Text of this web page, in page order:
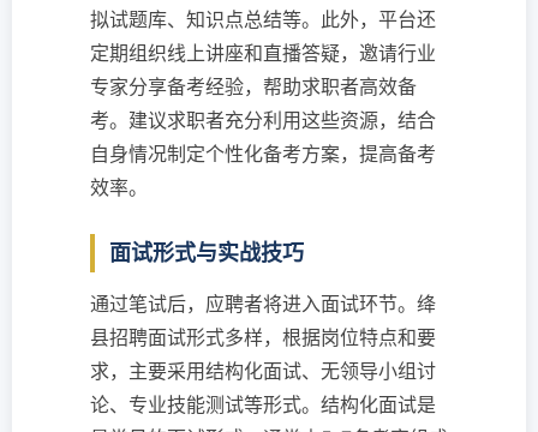
拟试题库、知识点总结等。此外，平台还
定期组织线上讲座和直播答疑，邀请行业
专家分享备考经验，帮助求职者高效备
考。建议求职者充分利用这些资源，结合
自身情况制定个性化备考方案，提高备考
效率。
面试形式与实战技巧
通过笔试后，应聘者将进入面试环节。绛
县招聘面试形式多样，根据岗位特点和要
求，主要采用结构化面试、无领导小组讨
论、专业技能测试等形式。结构化面试是